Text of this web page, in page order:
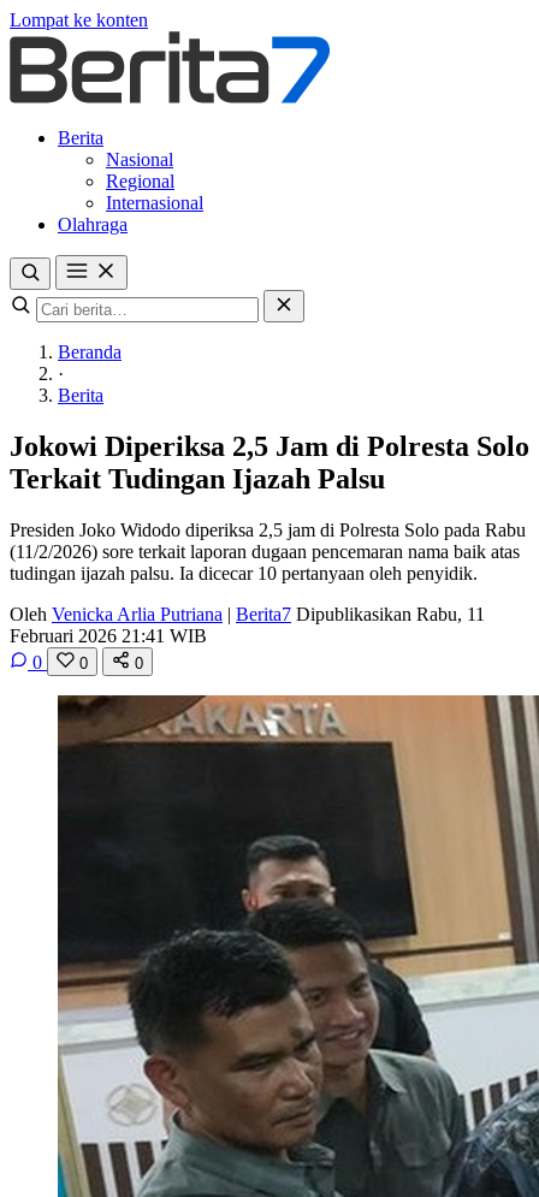
Lompat ke konten
Berita
Nasional
Regional
Internasional
Olahraga
Beranda
·
Berita
Jokowi Diperiksa 2,5 Jam di Polresta Solo
Terkait Tudingan Ijazah Palsu
Presiden Joko Widodo diperiksa 2,5 jam di Polresta Solo pada Rabu
(11/2/2026) sore terkait laporan dugaan pencemaran nama baik atas
tudingan ijazah palsu. Ia dicecar 10 pertanyaan oleh penyidik.
Oleh Venicka Arlia Putriana | Berita7 Dipublikasikan Rabu, 11
Februari 2026 21:41 WIB
0
0 0